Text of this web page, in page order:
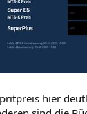
hier